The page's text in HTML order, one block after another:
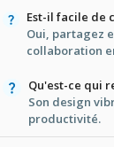
Est-il facile de
Oui, partagez
collaboration
Qu'est-ce qui
Son design
productivité.